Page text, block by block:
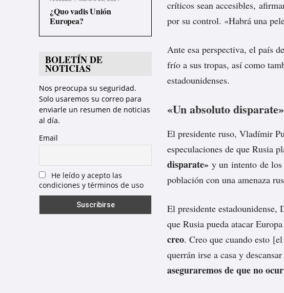
¿Quo vadis Unión
Europea?
BOLETÍN DE
NOTICIAS
Nos preocupa su seguridad.
Solo usaremos su correo para
enviarle un resumen de noticias
al día.
Email
He leído y acepto las
condiciones y términos de uso
críticos sean accesibles,
por su control. «Habrá una
Ante esa perspectiva, el país
frío a sus tropas, así como
estadounidenses.
«Un absoluto disparate»
El presidente ruso, Vladímir
especulaciones de que Rusia
disparate» y un intento de
población con una amenaza
El presidente estadounidense,
que Rusia pueda atacar
creo. Creo que cuando esto
querrán irse a casa y
aseguraremos de que no